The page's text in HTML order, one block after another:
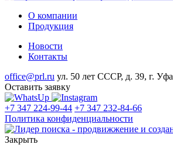
О компании
Продукция
Новости
Контакты
office@prl.ru ул. 50 лет СССР, д. 39, г. Уфа
Оставить заявку
+7 347 224-99-44 +7 347 232-84-66
Политика конфиденциальности
Закрыть